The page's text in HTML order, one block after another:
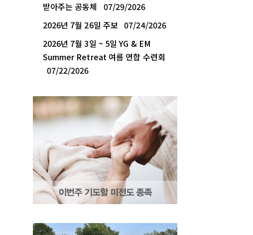
받아주는 공동체
07/29/2026
2026년 7월 26일 주보 07/24/2026
2026년 7월 3일 ~ 5일 YG & EM
Summer Retreat 여름 연합 수련회
07/22/2026